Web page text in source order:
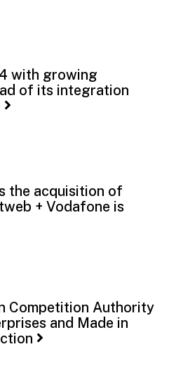
with growing
of its integration
the acquisition of
+ Vodafone is
Competition Authority
and Made in